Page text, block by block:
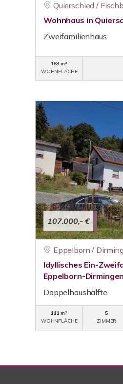
Quierschied /
Wohnhaus in
Zweifamilienhaus
163 m²
WOHNFLÄCHE
107.000,- €
Eppelborn /
Idyllisches Ein-
Eppelborn-
Doppelhaushälfte
111 m²
WOHNFLÄCHE
5
ZIMMER